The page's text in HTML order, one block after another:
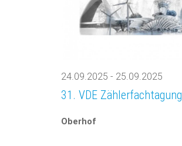
24.09.2025 - 25.09.2025
31. VDE Zählerfachtagung
Oberhof